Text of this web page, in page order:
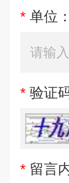
* 单位：
* 验证
* 留言